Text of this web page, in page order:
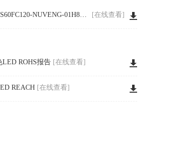
NUVENG-01H80 WKF-BE0230 [在线查看]
LED ROHS报告 [在线查看]
REACH [在线查看]